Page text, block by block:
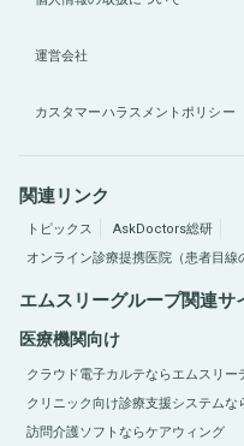
運営会社
カスタマーハラスメントポリシー
関連リンク
トピックス
AskDoctors総研
オンライン診療提携医院（患者目線
エムスリーグループ関連サ
医療機関向け
クラウド電子カルテならエムスリー
クリニック向け診療支援システムな
訪問介護ソフトならケアウィング